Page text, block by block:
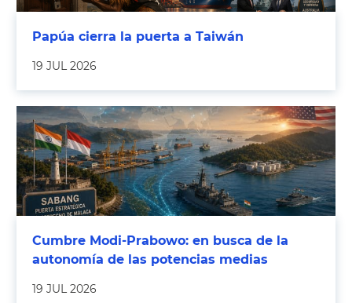
Papúa cierra la puerta a Taiwán
19 JUL 2026
Cumbre Modi-Prabowo: en busca de la
autonomía de las potencias medias
19 JUL 2026